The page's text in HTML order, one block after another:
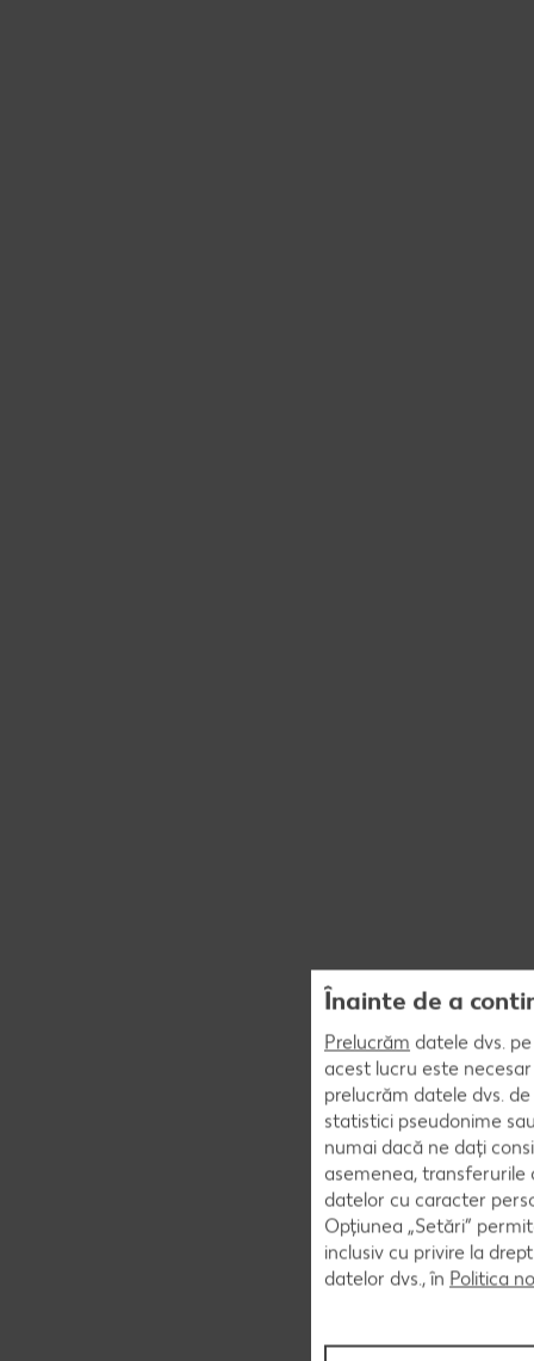
Înainte de a
Prelucrăm datele dvs.
acest lucru este
prelucrăm datele dvs.
statistici pseudonime
numai dacă ne dați
asemenea,
datelor cu caracter
Opțiunea „Setări”
inclusiv cu privire la
datelor dvs., în Politica